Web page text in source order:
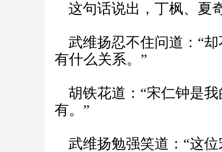
这句话说出，丁枫、夏
武维扬忍不住问道：“
有什么关系。”
胡铁花道：“宋仁钟是
有。”
武维扬勉强笑道：“这